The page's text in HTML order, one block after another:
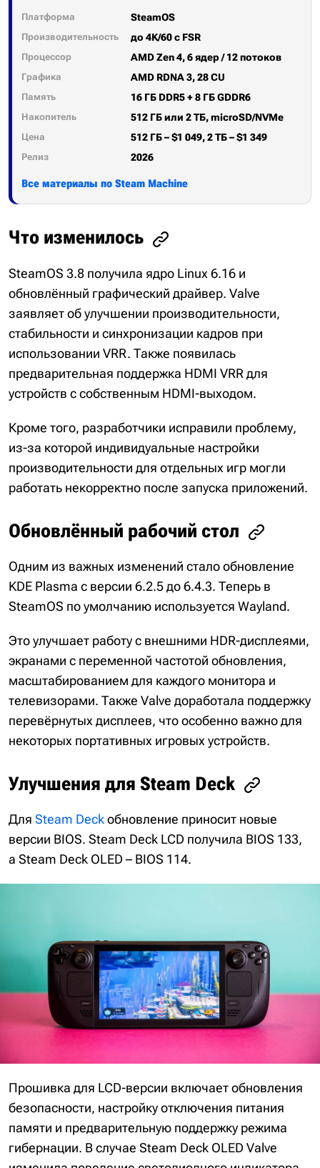
Платформа SteamOS
Производительность до 4K/60 с FSR
Процессор AMD Zen 4, 6 ядер / 12 потоков
Графика AMD RDNA 3, 28 CU
Память 16 ГБ DDR5 + 8 ГБ GDDR6
Накопитель 512 ГБ или 2 ТБ, microSD/NVMe
Цена 512 ГБ – $1 049, 2 ТБ – $1 349
Релиз 2026
Все материалы по Steam Machine
Что изменилось
SteamOS 3.8 получила ядро Linux 6.16 и
обновлённый графический драйвер. Valve
заявляет об улучшении производительности,
стабильности и синхронизации кадров при
использовании VRR. Также появилась
предварительная поддержка HDMI VRR для
устройств с собственным HDMI-выходом.
Кроме того, разработчики исправили проблему,
из-за которой индивидуальные настройки
производительности для отдельных игр могли
работать некорректно после запуска приложений.
Обновлённый рабочий стол
Одним из важных изменений стало обновление
KDE Plasma с версии 6.2.5 до 6.4.3. Теперь в
SteamOS по умолчанию используется Wayland.
Это улучшает работу с внешними HDR-дисплеями,
экранами с переменной частотой обновления,
масштабированием для каждого монитора и
телевизорами. Также Valve доработала поддержку
перевёрнутых дисплеев, что особенно важно для
некоторых портативных игровых устройств.
Улучшения для Steam Deck
Для Steam Deckобновление приносит новые
версии BIOS. Steam Deck LCD получила BIOS 133,
а Steam Deck OLED – BIOS 114.
Прошивка для LCD-версии включает обновления
безопасности, настройку отключения питания
памяти и предварительную поддержку режима
гибернации. В случае Steam Deck OLED Valve